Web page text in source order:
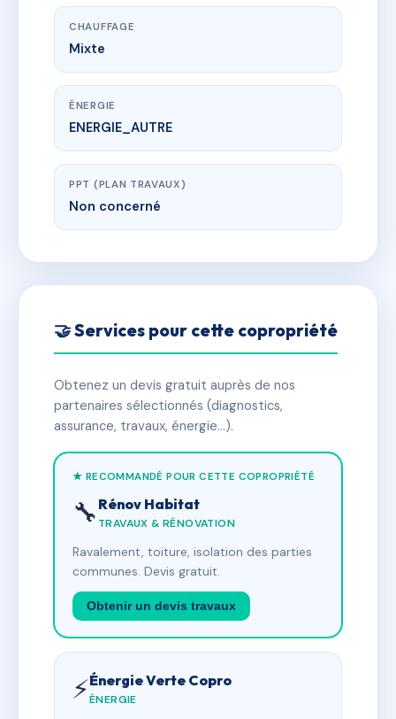
CHAUFFAGE
Mixte
ÉNERGIE
ENERGIE_AUTRE
PPT (PLAN TRAVAUX)
Non concerné
🤝 Services pour cette copropriété
Obtenez un devis gratuit auprès de nos
partenaires sélectionnés (diagnostics,
assurance, travaux, énergie…).
★ RECOMMANDÉ POUR CETTE COPROPRIÉTÉ
🔧 Rénov Habitat
TRAVAUX & RÉNOVATION
Ravalement, toiture, isolation des parties
communes. Devis gratuit.
Obtenir un devis travaux
⚡Énergie Verte Copro
ÉNERGIE